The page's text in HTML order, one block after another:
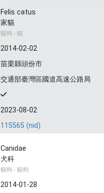
Felis catus
家貓
貓狗 - 貓
2014-02-02
苗栗縣頭份市
交通部臺灣區國道高速公路局
2023-08-02
115565 (nid)
Canidae
犬科
貓狗 - 貓狗
2014-01-28